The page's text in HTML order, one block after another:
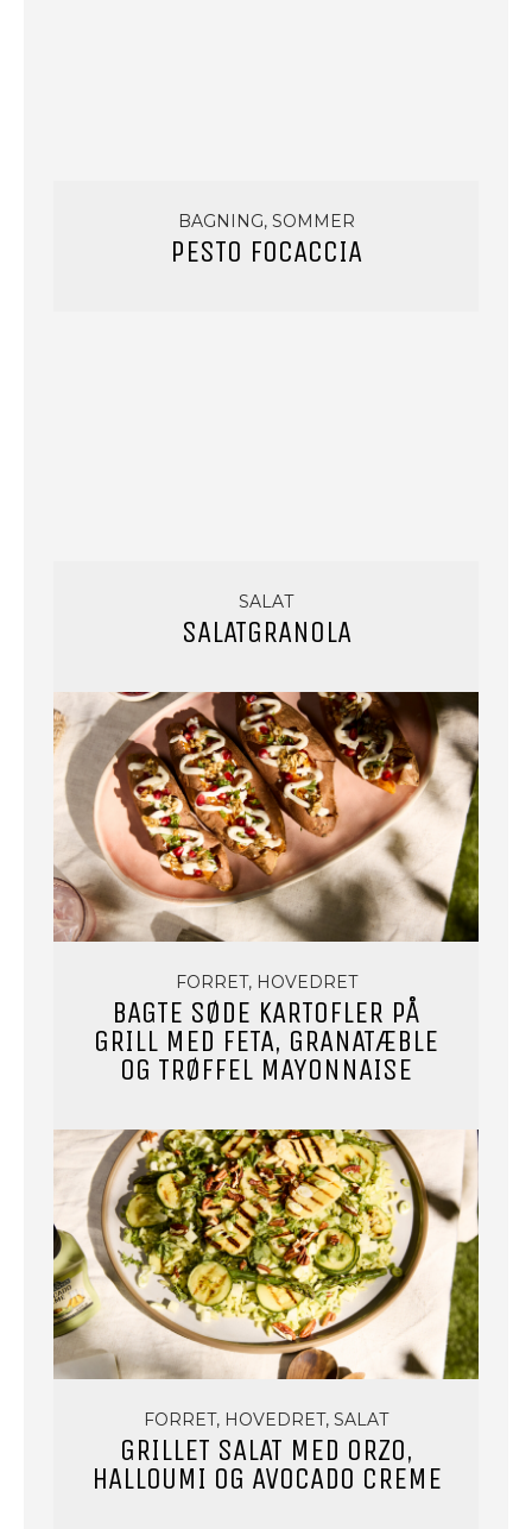
BAGNING, SOMMER
PESTO FOCACCIA
SALAT
SALATGRANOLA
FORRET, HOVEDRET
BAGTE SØDE KARTOFLER PÅ
GRILL MED FETA, GRANATÆBLE
OG TRØFFEL MAYONNAISE
FORRET, HOVEDRET, SALAT
GRILLET SALAT MED ORZO,
HALLOUMI OG AVOCADO CREME